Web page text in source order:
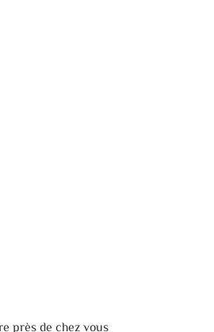
près de chez vous